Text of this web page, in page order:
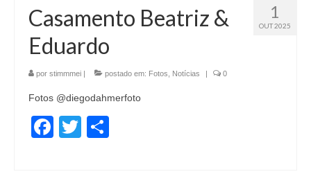
1
OUT 2025
Casamento Beatriz &
Eduardo
por stimmmei | postado em: Fotos Notícias | 0
Fotos @diegodahmerfoto
Facebook
Twitter